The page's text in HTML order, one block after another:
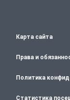
Карта сайта
Права и
Политика
Статистика